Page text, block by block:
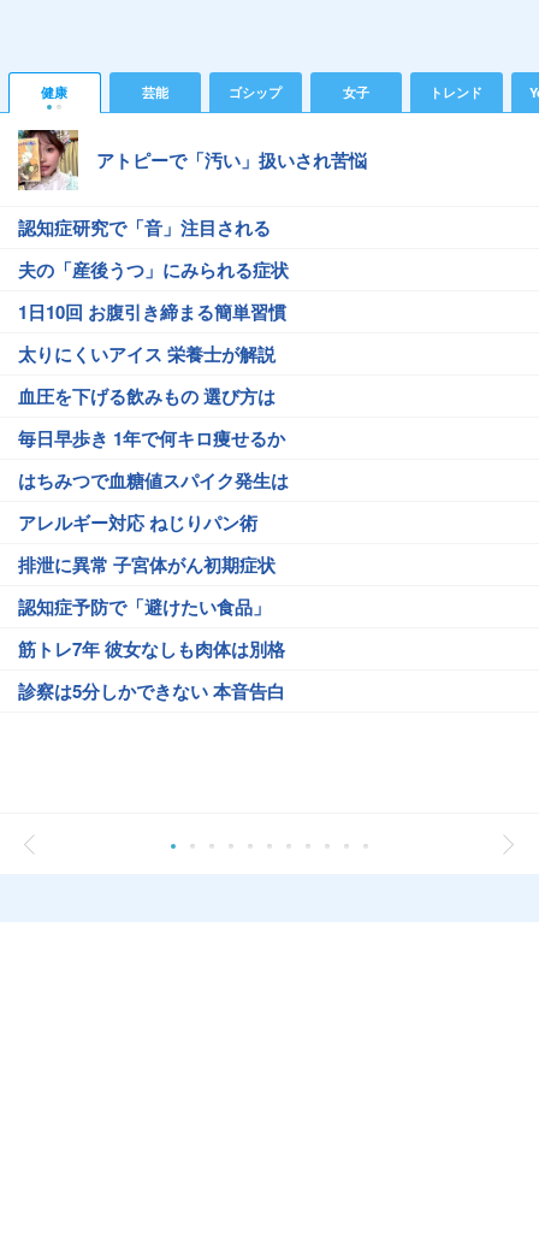
健康 芸能 ゴシップ 女子 トレンド
アトピーで「汚い」扱いされ苦悩
認知症研究で「音」注目される
夫の「産後うつ」にみられる症状
1日10回 お腹引き締まる簡単習慣
太りにくいアイス 栄養士が解説
血圧を下げる飲みもの 選び方は
毎日早歩き 1年で何キロ痩せるか
はちみつで血糖値スパイク発生は
アレルギー対応 ねじりパン術
排泄に異常 子宮体がん初期症状
認知症予防で「避けたい食品」
筋トレ7年 彼女なしも肉体は別格
診察は5分しかできない 本音告白